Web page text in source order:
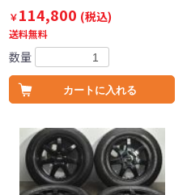
￥114,800 (税込)
送料無料
数量
カートに入れる